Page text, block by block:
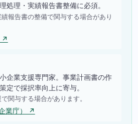
処理・実績報告書整備に必須。
報告書の整備で関与する場合があり
↗
企業支援専門家。事業計画書の作
定で採択率向上に寄与。
関与する場合があります。
業庁） ↗